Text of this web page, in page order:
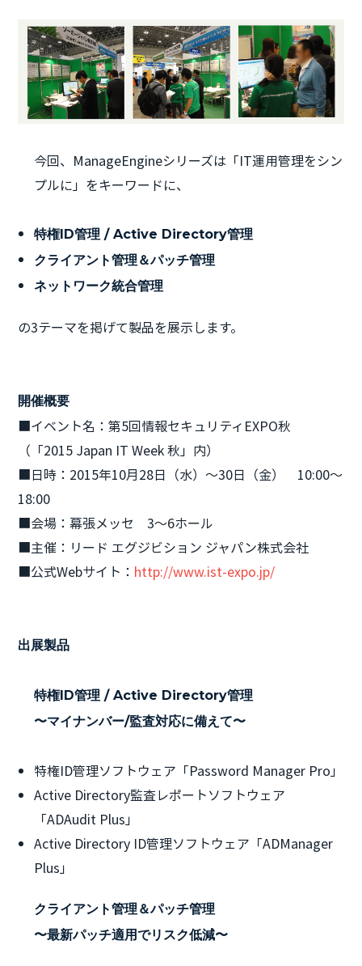
今回、ManageEngineシリーズは「IT運用管理をシン
プルに」をキーワードに、
特権ID管理 / Active Directory管理
クライアント管理＆パッチ管理
ネットワーク統合管理
の3テーマを掲げて製品を展示します。
開催概要
■イベント名：第5回情報セキュリティEXPO秋
（「2015 Japan IT Week 秋」内）
■日時：2015年10月28日（水）～30日（金） 10:00〜
18:00
■会場：幕張メッセ 3〜6ホール
■主催：リード エグジビション ジャパン株式会社
■公式Webサイト： http://www.ist-expo.jp/
出展製品
特権ID管理 / Active Directory管理
〜マイナンバー/監査対応に備えて〜
特権ID管理ソフトウェア「Password Manager Pro」
Active Directory監査レポートソフトウェア
「ADAudit Plus」
Active Directory ID管理ソフトウェア「ADManager
Plus」
クライアント管理＆パッチ管理
〜最新パッチ適用でリスク低減〜